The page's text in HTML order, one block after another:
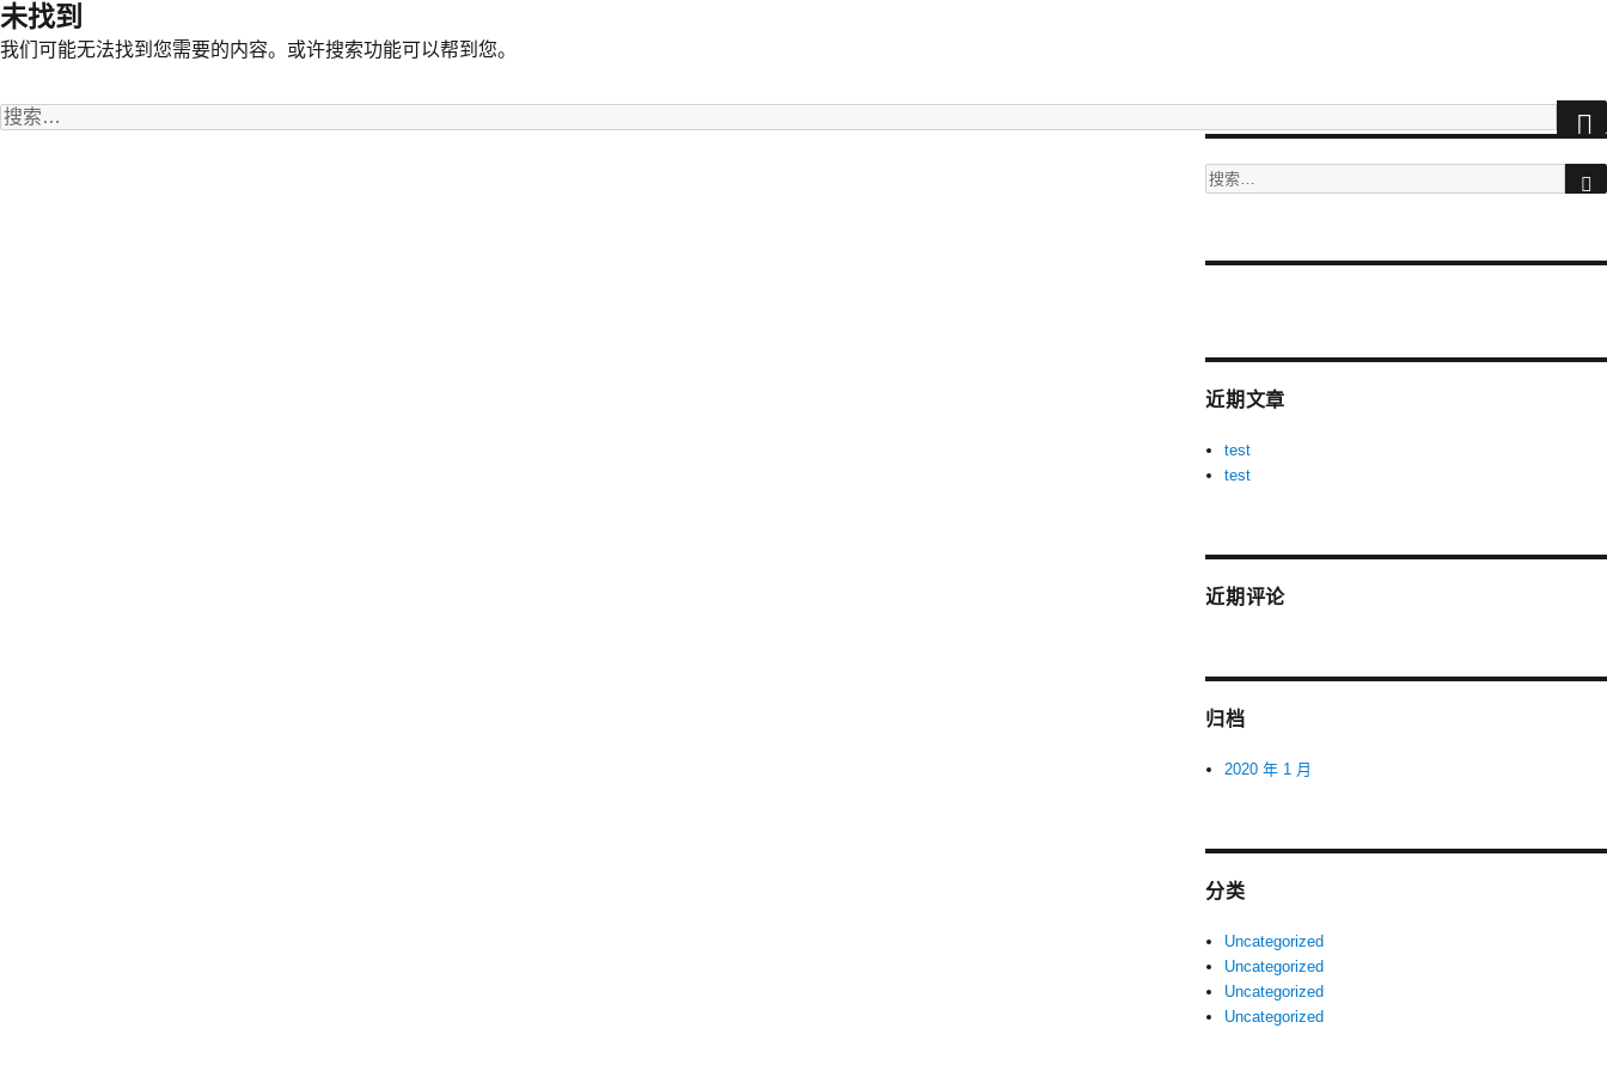
未找到
我们可能无法找到您需要的内容。或许搜索功能可以帮到您。
搜
搜
at
-
xvideos
近期文章
test
test
近期评论
归档
2020 年 1 月
分类
Uncategorized
Uncategorized
Uncategorized
Uncategorized